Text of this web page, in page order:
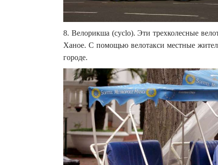
8. Велорикша (cyclo). Эти трехколесные
Ханое. С помощью велотакси местные
городе.